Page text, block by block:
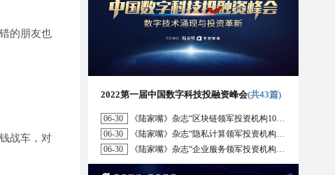
的朋友也
战车，对
2022第一届中国数字科技投融资峰会(共43篇)
06-30
《陆家嘴》杂志“区块链领军投资机构10强”榜单正式发布
06-30
《陆家嘴》杂志“隐私计算领军投资机构10强”榜单正式发布
06-30
《陆家嘴》杂志“企业服务领军投资机构10强”榜单正式发布